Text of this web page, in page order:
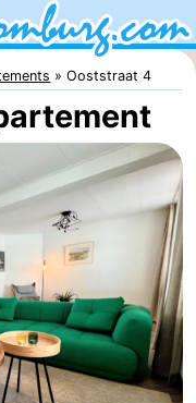
Ooststraat 4